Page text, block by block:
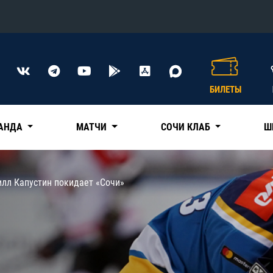
Конференция «Восток»
Трактор
Дивизион Чернышева
Авангард
Адмирал
КХЛ
БИЛЕТЫ
МАТЧИ СОЧИ КЛАБ
Капустин покидает «Сочи»